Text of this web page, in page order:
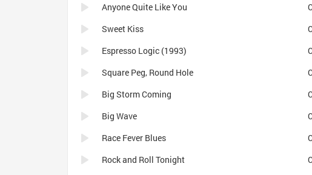
Anyone Quite Like You
Sweet Kiss
Espresso Logic (1993)
Square Peg, Round Hole
Big Storm Coming
Big Wave
Race Fever Blues
Rock and Roll Tonight